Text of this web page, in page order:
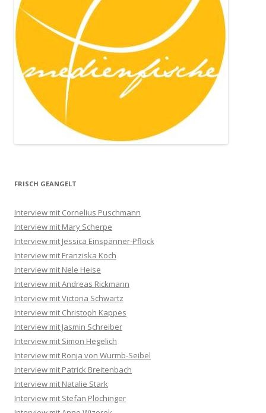
FRISCH GEANGELT
Interview mit Cornelius Puschmann
Interview mit Mary Scherpe
Interview mit Jessica Einspänner-Pflock
Interview mit Franziska Koch
Interview mit Nele Heise
Interview mit Andreas Rickmann
Interview mit Victoria Schwartz
Interview mit Christoph Kappes
Interview mit Jasmin Schreiber
Interview mit Simon Hegelich
Interview mit Ronja von Wurmb-Seibel
Interview mit Patrick Breitenbach
Interview mit Natalie Stark
Interview mit Stefan Plöchinger